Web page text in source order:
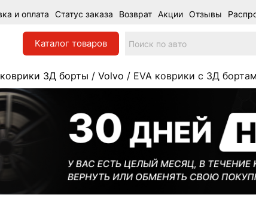
и оплата Статус заказа Возврат Акции Отзывы
Каталог товаров
3Д борты / Volvo / EVA коврики c 3Д